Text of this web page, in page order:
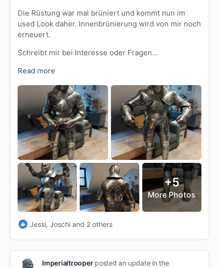
Die Rüstung war mal brüniert und kommt nun im
used Look daher. Innenbrünierung wird von mir noch
erneuert.
Schreibt mir bei Interesse oder Fragen…
Read more
+5
More Photos
Jessi, Joschi and 2 others
Imperialtrooperposted an update in the